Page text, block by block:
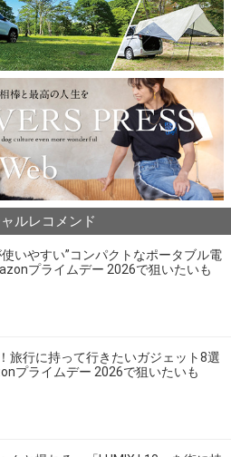
ルレコメンド
いやすい”コンパクトなポータブル電
プライムデー 2026で狙いたいも
旅行に持って行きたいガジェット8選
プライムデー 2026で狙いたいも